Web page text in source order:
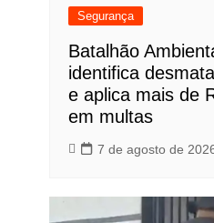
Segurança
Batalhão
identifica
e aplica mais de
em multas
7 de agosto de